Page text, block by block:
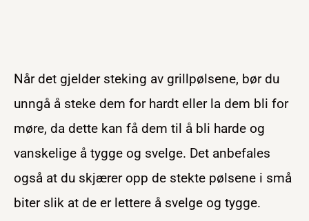
Når det gjelder steking av grillpølsene, bør du
unngå å steke dem for hardt eller la dem bli for
møre, da dette kan få dem til å bli harde og
vanskelige å tygge og svelge. Det anbefales
også at du skjærer opp de stekte pølsene i små
biter slik at de er lettere å svelge og tygge.